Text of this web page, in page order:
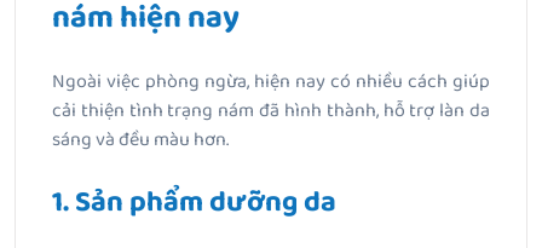
nám hiện nay
Ngoài việc phòng ngừa, hiện nay có nhiều cách giúp
cải thiện tình trạng nám đã hình thành, hỗ trợ làn da
sáng và đều màu hơn.
1. Sản phẩm dưỡng da